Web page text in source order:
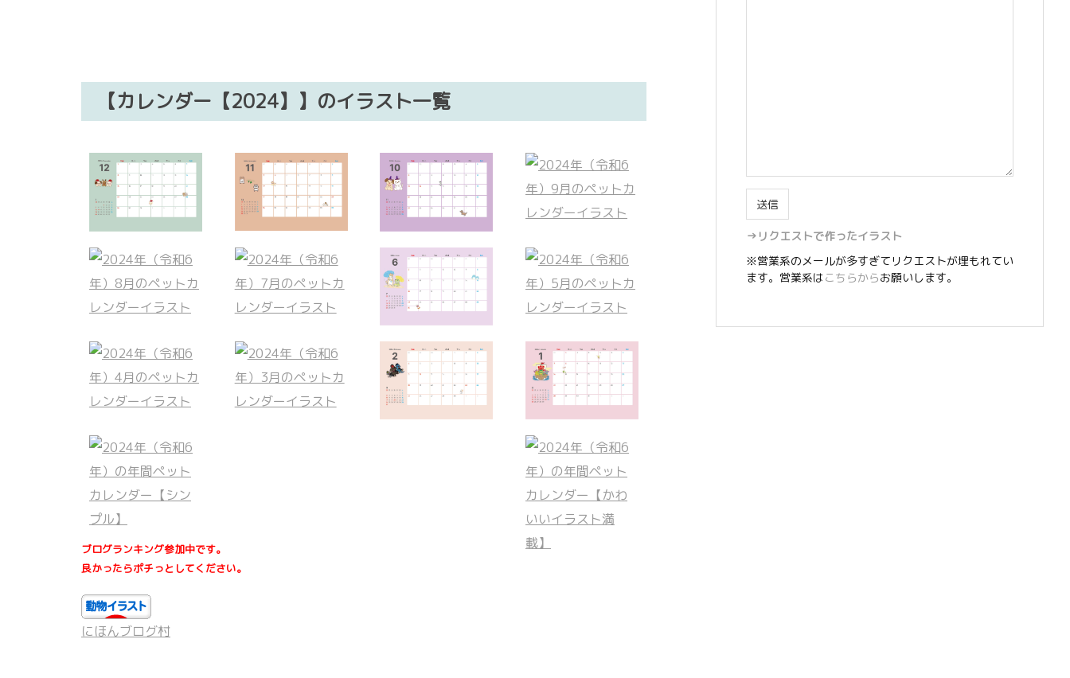
【カレンダー【2024】】のイラスト一覧
ブログランキング参加中です。
良かったらポチっとしてください。
にほんブログ村
→リクエストで作ったイラスト
※営業系のメールが多すぎてリクエストが埋もれてい
ます。営業系はこちらからお願いします。